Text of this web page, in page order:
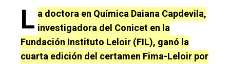
L a doctora en Química Daiana Capdevila,
investigadora del Conicet en la
Fundación Instituto Leloir (FIL), ganó la
cuarta edición del certamen Fima-Leloir por